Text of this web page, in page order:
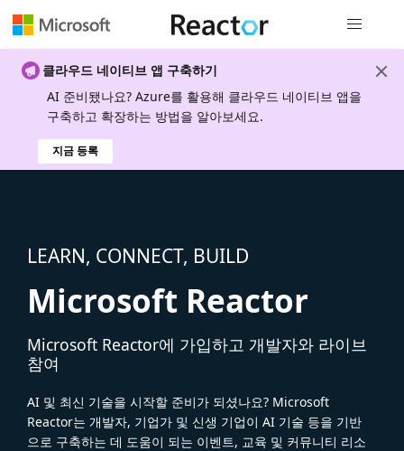
클라우드 네이티브 앱 구축하기
AI 준비됐나요? Azure를 활용해 클라우드 네이티브 앱을
구축하고 확장하는 방법을 알아보세요.
지금 등록
LEARN, CONNECT, BUILD
Microsoft Reactor
Microsoft Reactor에 가입하고 개발자와 라이브
참여
AI 및 최신 기술을 시작할 준비가 되셨나요? Microsoft
Reactor는 개발자, 기업가 및 신생 기업이 AI 기술 등을 기반
으로 구축하는 데 도움이 되는 이벤트, 교육 및 커뮤니티 리소